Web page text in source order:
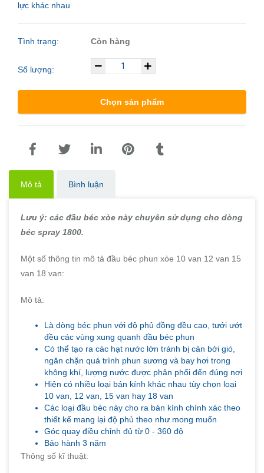
lực khác nhau
Tình trạng: Còn hàng
Số lượng:
Chọn sản phẩm
Mô tả Bình luận
Lưu ý: các đầu béc xòe này chuyên sử dụng cho dòng
béc spray 1800.
Một số thông tin mô tả đầu béc phun xòe 10 van 12 van 15
van 18 van:
Mô tả:
Là dòng béc phun với độ phủ đồng đều cao, tưới ướt
đều các vùng xung quanh đầu béc phun
Có thể tạo ra các hạt nước lớn tránh bị cản bởi gió,
ngăn chặn quá trình phun sương và bay hơi trong
không khí, lượng nước được phân phối đến đúng nơi
Hiện có nhiều loại bán kính khác nhau tùy chọn loại
10 van, 12 van, 15 van hay 18 van
Các loại đầu béc này cho ra bán kính chính xác theo
thiết kế mang lại độ phủ theo như mong muốn
Góc quay điều chỉnh đủ từ 0 - 360 độ
Bảo hành 3 năm
Thông số kĩ thuật: